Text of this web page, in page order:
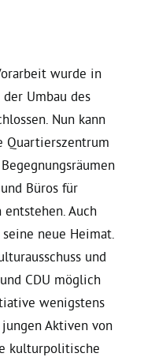
wurde in
Umbau des
Nun kann
Quartierszentrum
Büros für
Auch
neue Heimat.
und
CDU möglich
wenigstens
Aktiven von
kulturpolitische